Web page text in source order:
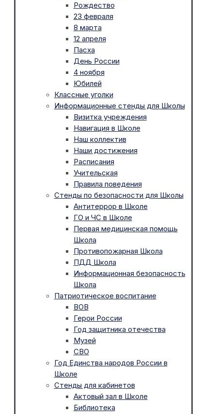
Рождество
23 февраля
8 марта
12 апреля
Пасха
День России
4 ноября
Юбилей
Классные уголки
Информационные стенды для Школы
Визитка учреждения
Навигация в Школе
Наш коллектив
Наши достижения
Расписания
Учительская
Правила поведения
Стенды по безопасности для Школы
Антитеррор в Школе
ГО и ЧС в Школе
Первая медицинская помощь
Школа
Противопожарная Школа
ПДД Школа
Информационная безопасность
Школа
Патриотическое воспитание
ВОВ
Герои России
Год защитника отечества
Музей
СВО
Год Единства народов России в
Школе
Стенды для кабинетов
Актовый зал в Школе
Библиотека